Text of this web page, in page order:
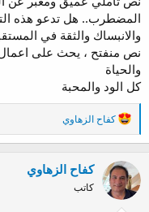
وفي هذا الحبس الجديد، لم
شريان الفكر، فلجأ إلى حل
دامس، لا يحتاج الإنسان إلى
وبما أن الصوت مكتوم فلا
الأسنان وقطعه على الفور.
لذلك صفق الإنسان على
أصم أبكم لا يسمع.
المضطرب.. هل تدعو هذه
والانبساك والثقة في
نص منفتح ، يحث على اعمال
والحياة
كل الود والمحبة
ا
ت
ا
ع
ل
كفاح الزهاوي
كفاح الزهاوي
كاتب